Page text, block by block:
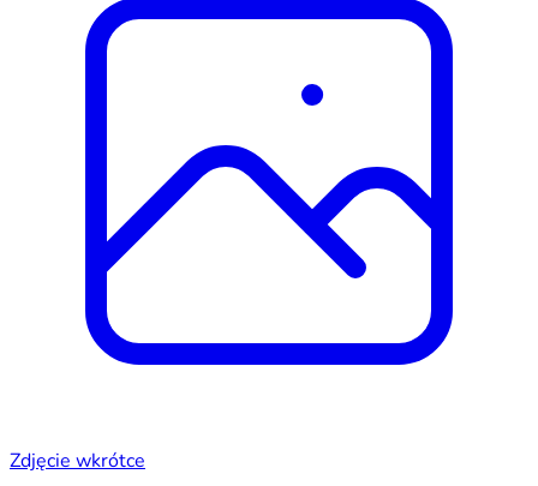
Zdjęcie wkrótce